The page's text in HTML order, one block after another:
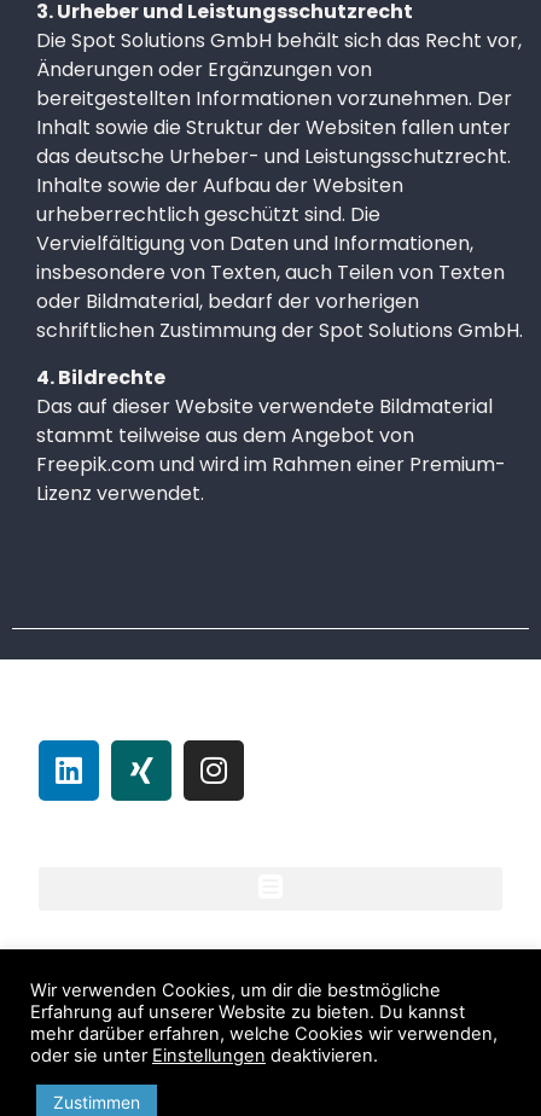
3. Urheber und Leistungsschutzrecht
Die Spot Solutions GmbH behält sich das Recht vor,
Änderungen oder Ergänzungen von
bereitgestellten Informationen vorzunehmen. Der
Inhalt sowie die Struktur der Websiten fallen unter
das deutsche Urheber- und Leistungsschutzrecht.
Inhalte sowie der Aufbau der Websiten
urheberrechtlich geschützt sind. Die
Vervielfältigung von Daten und Informationen,
insbesondere von Texten, auch Teilen von Texten
oder Bildmaterial, bedarf der vorherigen
schriftlichen Zustimmung der Spot Solutions GmbH.
4. Bildrechte
Das auf dieser Website verwendete Bildmaterial
stammt teilweise aus dem Angebot von
Freepik.com und wird im Rahmen einer Premium-
Lizenz verwendet.
Unsere Unternehmen
Wir verwenden Cookies, um dir die bestmögliche
Erfahrung auf unserer Website zu bieten. Du kannst
mehr darüber erfahren, welche Cookies wir verwenden,
oder sie unter Einstellungen deaktivieren.
Zustimmen